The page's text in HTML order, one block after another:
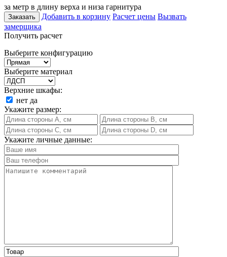
за метр в длину верха и низа гарнитура
Заказать Добавить в корзину Расчет цены Вызвать
замерщика
Получить расчет
Выберите конфигурацию
Выберите материал
Верхние шкафы:
нет да
Укажите размер:
Укажите личные данные: